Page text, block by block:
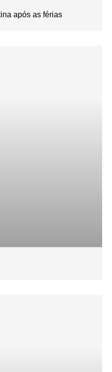
após as férias